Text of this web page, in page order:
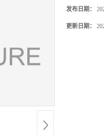
发布日期：
更新日期：